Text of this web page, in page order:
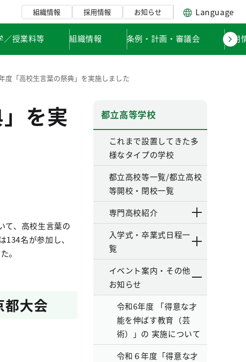
組織情報 採用情報 お知らせ Language
／授業料等 組織情報 条例・計画・審議会 採用
度「高校生言葉の祭典」を実施しました
を実
て、高校生言葉の
名が参加し、
。
都大会
都立高等学校
これまで設置してきた多
様なタイプの学校
都立高校等一覧/都立高校
等開校・閉校一覧
専門高校紹介
入学式・卒業式日程一
覧
イベント案内・その他
お知らせ
令和6年度 「得意な才
能を伸ばす教育（芸
術）」の 実施について
令和６年度「得意な才